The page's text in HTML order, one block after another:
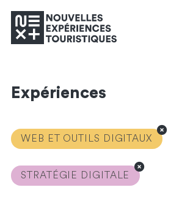
Expériences
WEB ET OUTILS DIGITAUX
STRATÉGIE DIGITALE